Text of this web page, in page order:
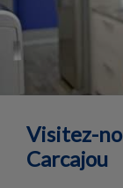
Visitez-
Carcajou